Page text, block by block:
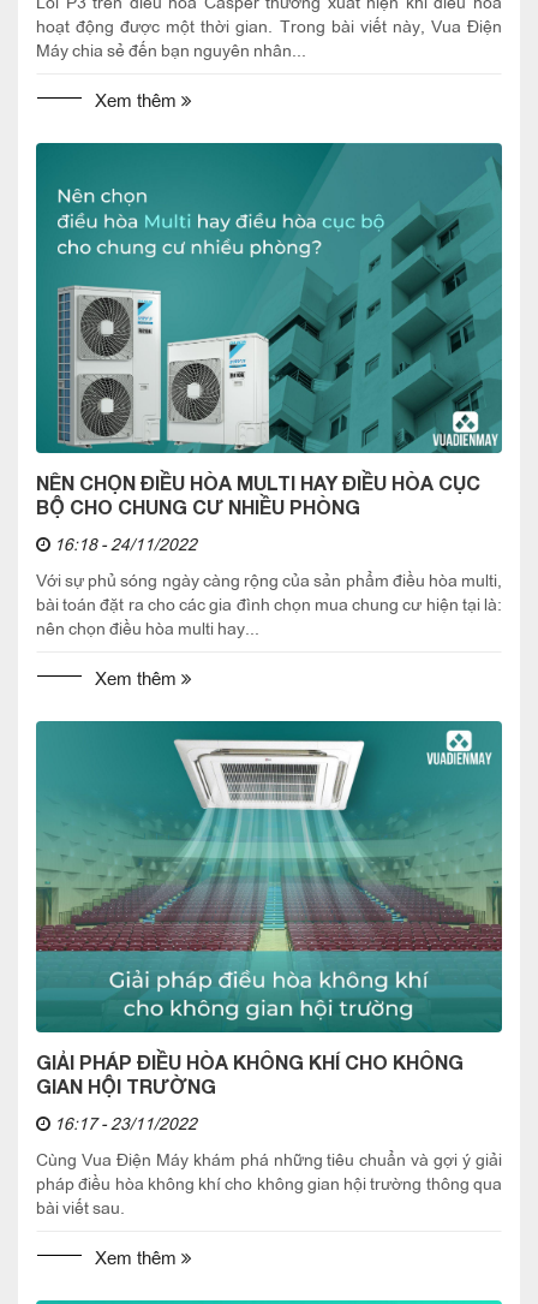
hoạt động được một thời gian. Trong bài viết này, Vua Điện
Máy chia sẻ đến bạn nguyên nhân...
Xem thêm
NÊN CHỌN ĐIỀU HÒA MULTI HAY ĐIỀU HÒA CỤC
BỘ CHO CHUNG CƯ NHIỀU PHÒNG
16:18 - 24/11/2022
Với sự phủ sóng ngày càng rộng của sản phẩm điều hòa multi,
bài toán đặt ra cho các gia đình chọn mua chung cư hiện tại là:
nên chọn điều hòa multi hay...
Xem thêm
GIẢI PHÁP ĐIỀU HÒA KHÔNG KHÍ CHO KHÔNG
GIAN HỘI TRƯỜNG
16:17 - 23/11/2022
Cùng Vua Điện Máy khám phá những tiêu chuẩn và gợi ý giải
pháp điều hòa không khí cho không gian hội trường thông qua
bài viết sau.
Xem thêm